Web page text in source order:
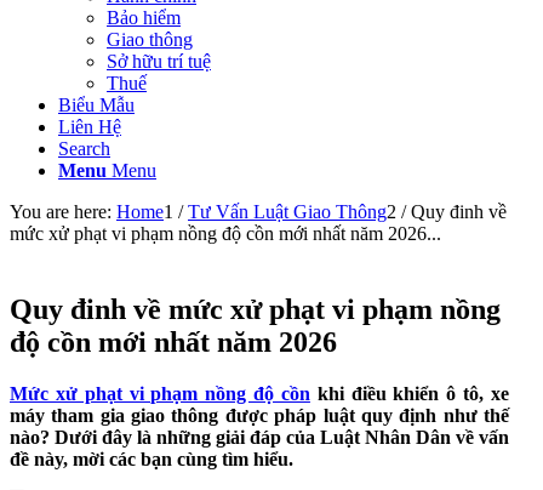
Bảo hiểm
Giao thông
Sở hữu trí tuệ
Thuế
Biểu Mẫu
Liên Hệ
Search
Menu Menu
You are here: Home1 / Tư Vấn Luật Giao Thông2 / Quy đinh về
mức xử phạt vi phạm nồng độ cồn mới nhất năm 2026...
Quy đinh về mức xử phạt vi phạm nồng
độ cồn mới nhất năm 2026
Mức xử phạt vi phạm nồng độ cồn khi điều khiển ô tô, xe
máy tham gia giao thông được pháp luật quy định như thế
nào? Dưới đây là những giải đáp của Luật Nhân Dân về vấn
đề này, mời các bạn cùng tìm hiểu.